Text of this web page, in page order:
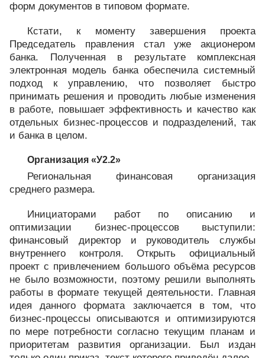
форм документов в типовом формате.
Кстати, к моменту завершения проекта
Председатель правления стал уже акционером
банка. Полученная в результате комплексная
электронная модель банка обеспечила системный
подход к управлению, что позволяет быстро
принимать решения и проводить любые изменения
в работе, повышает эффективность и качество как
отдельных бизнес-процессов и подразделений, так
и банка в целом.
Организация «У2.2»
Региональная финансовая организация
среднего размера.
Инициаторами работ по описанию и
оптимизации бизнес-процессов выступили:
финансовый директор и руководитель службы
внутреннего контроля. Открыть официальный
проект с привлечением большого объёма ресурсов
не было возможности, поэтому решили выполнять
работы в формате текущей деятельности. Главная
идея данного формата заключается в том, что
бизнес-процессы описываются и оптимизируются
по мере потребности согласно текущим планам и
приоритетам развития организации. Был издан